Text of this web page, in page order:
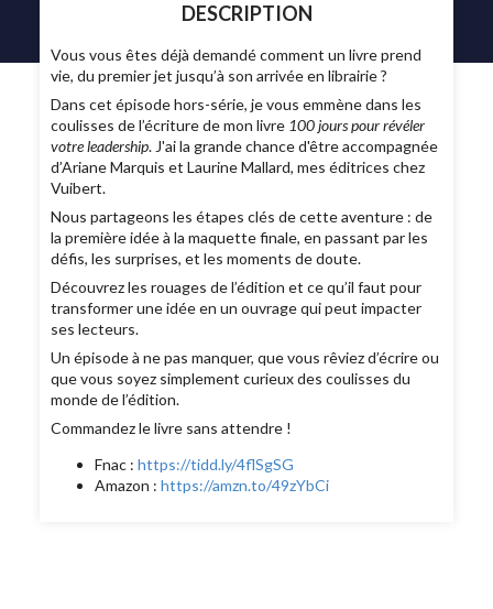
DESCRIPTION
Vous vous êtes déjà demandé comment un livre prend
vie, du premier jet jusqu’à son arrivée en librairie ?
Dans cet épisode hors-série, je vous emmène dans les
coulisses de l’écriture de mon livre 100 jours pour révéler
votre leadership. J'ai la grande chance d'être accompagnée
d’Ariane Marquis et Laurine Mallard, mes éditrices chez
Vuibert.
Nous partageons les étapes clés de cette aventure : de
la première idée à la maquette finale, en passant par les
défis, les surprises, et les moments de doute.
Découvrez les rouages de l’édition et ce qu’il faut pour
transformer une idée en un ouvrage qui peut impacter
ses lecteurs.
Un épisode à ne pas manquer, que vous rêviez d’écrire ou
que vous soyez simplement curieux des coulisses du
monde de l’édition.
Commandez le livre sans attendre !
Fnac :https://tidd.ly/4flSgSG
Amazon :https://amzn.to/49zYbCi